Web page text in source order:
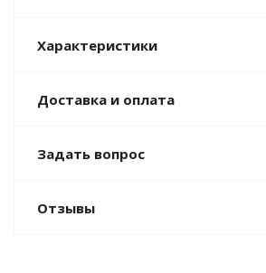
Характеристики
Доставка и оплата
Задать вопрос
Отзывы